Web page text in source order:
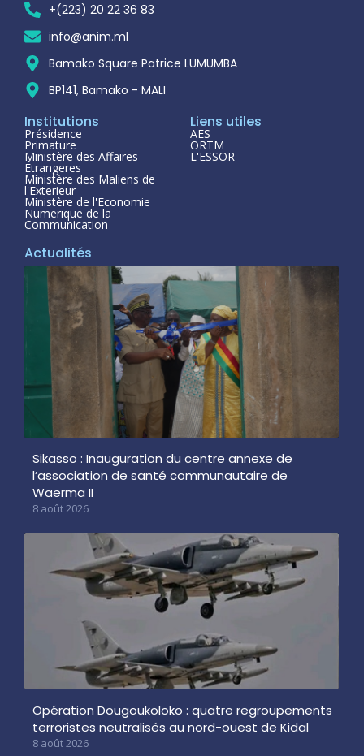
+(223) 20 22 36 83
info@anim.ml
Bamako Square Patrice LUMUMBA
BP141, Bamako - MALI
Institutions
Présidence
Primature
Ministère des Affaires
Étrangeres
Ministère des Maliens de
l'Exterieur
Ministère de l'Economie
Numerique de la
Communication
Liens utiles
AES
ORTM
L'ESSOR
Actualités
Sikasso : Inauguration du centre annexe de
l’association de santé communautaire de
Waerma II
8 août 2026
Opération Dougoukoloko : quatre regroupements
terroristes neutralisés au nord-ouest de Kidal
8 août 2026